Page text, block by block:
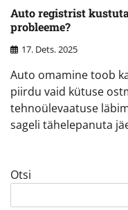
Auto registrist
probleeme?
17. Dets. 2025
Auto omamine toob
piirdu vaid kütuse
tehnoülevaatuse
sageli tähelepanuta
Otsi